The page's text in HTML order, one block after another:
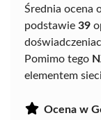
Średnia ocena
podstawie 39
Pomimo tego
elementem
Ocena w